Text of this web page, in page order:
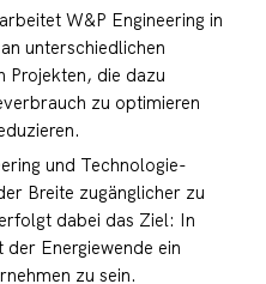
W&P Engineering in
unterschiedlichen
Projekten, die dazu
zu optimieren
und Technologie-
Breite zugänglicher zu
dabei das Ziel: In
Energiewende ein
zu sein.